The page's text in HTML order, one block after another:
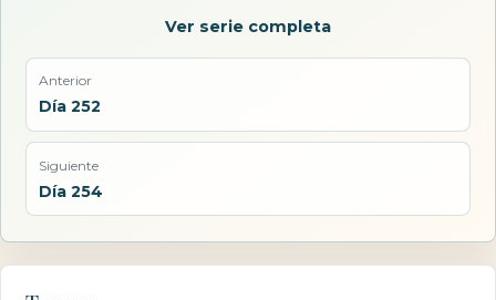
Ver serie completa
Anterior
Día 252
Siguiente
Día 254